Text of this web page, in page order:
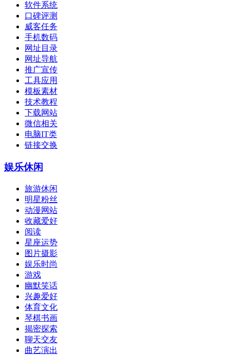
软件系统
口碑评测
威客任务
手机数码
网址目录
网址导航
推广宣传
工具应用
模板素材
技术教程
下载网站
微信相关
电脑IT类
链接交换
娱乐休闲
旅游休闲
明星粉丝
动漫网站
收藏爱好
阅读
星座运势
图片摄影
娱乐时尚
游戏
幽默笑话
兴趣爱好
体育文化
琴棋书画
揭密探索
聊天交友
曲艺演出